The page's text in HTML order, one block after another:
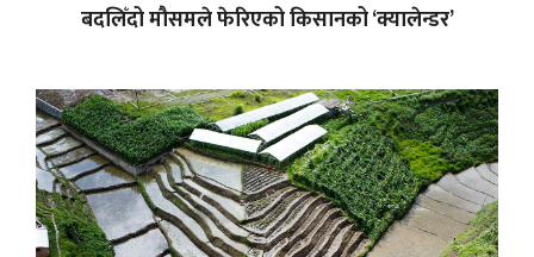
बदलिँदो मौसमले फेरिएको किसानको ‘क्यालेन्डर’